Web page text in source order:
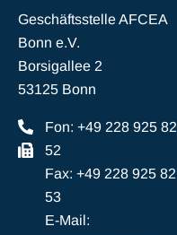
Geschäftsstelle AFCEA
Bonn e.V.
Borsigallee 2
53125 Bonn
Fon: +49 228 925 82
52
Fax: +49 228 925 82
53
E-Mail: